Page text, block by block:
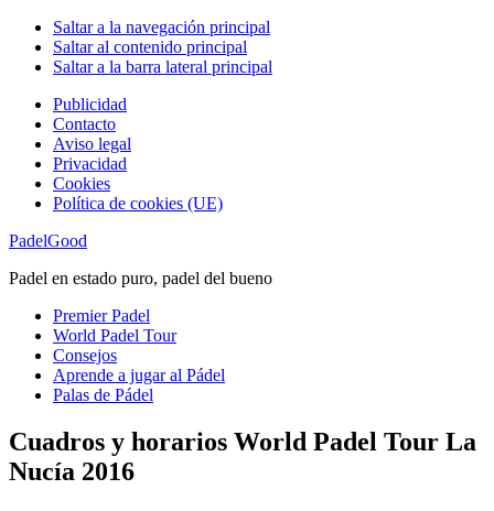
Saltar a la navegación principal
Saltar al contenido principal
Saltar a la barra lateral principal
Publicidad
Contacto
Aviso legal
Privacidad
Cookies
Política de cookies (UE)
PadelGood
Padel en estado puro, padel del bueno
Premier Padel
World Padel Tour
Consejos
Aprende a jugar al Pádel
Palas de Pádel
Cuadros y horarios World Padel Tour La
Nucía 2016